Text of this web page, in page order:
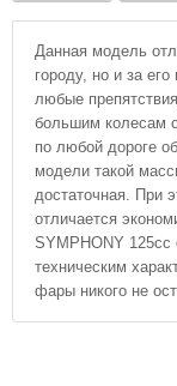
Данная модель
городу, но и за
любые
большим колесам
по любой дороге
модели такой
достаточная. При
отличается
SYMPHONY 125cc
техническим
фары никого не